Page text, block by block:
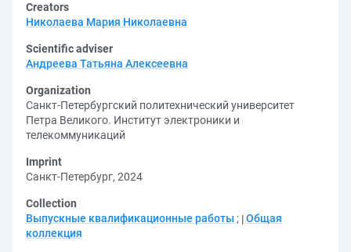
Creators
Николаева Мария Николаевна
Scientific adviser
Андреева Татьяна Алексеевна
Organization
Санкт-Петербургский политехнический университет
Петра Великого. Институт электроники и
телекоммуникаций
Imprint
Санкт-Петербург, 2024
Collection
Выпускные квалификационные работы ; Общая
коллекция